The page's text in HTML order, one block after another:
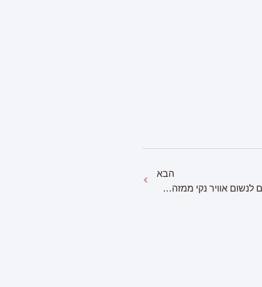
הבא
חדש: מטהר אוויר ביתי מאפשר לכם לנשום אוויר נקי ממזהמים ווירוסים